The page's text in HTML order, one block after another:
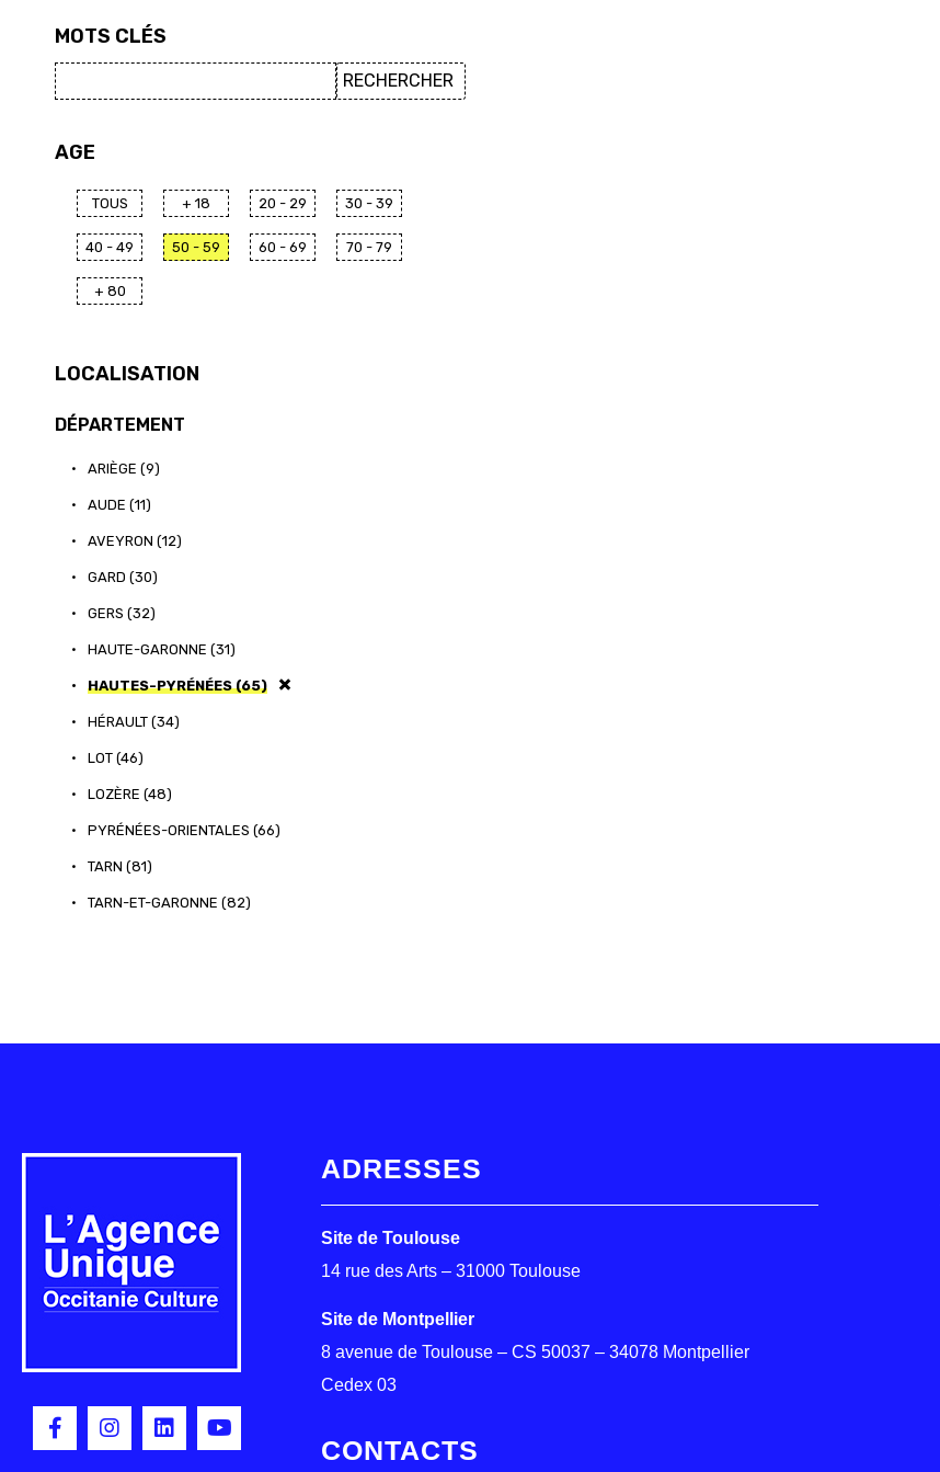
MOTS CLÉS
AGE
TOUS + 18 20 - 29 30 - 39
40 - 49 50 - 59 60 - 69 70 - 79
+ 80
LOCALISATION
DÉPARTEMENT
• ARIÈGE (9)
• AUDE (11)
• AVEYRON (12)
• GARD (30)
• GERS (32)
• HAUTE-GARONNE (31)
• HAUTES-PYRÉNÉES (65)
• HÉRAULT (34)
• LOT (46)
• LOZÈRE (48)
• PYRÉNÉES-ORIENTALES (66)
• TARN (81)
• TARN-ET-GARONNE (82)
ADRESSES
Site de Toulouse
14 rue des Arts – 31000 Toulouse
Site de Montpellier
8 avenue de Toulouse – CS 50037 – 34078 Montpellier
Cedex 03
CONTACTS